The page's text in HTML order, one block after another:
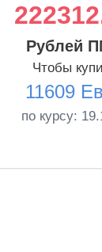
Рублей
Чтобы
11609
по курсу: